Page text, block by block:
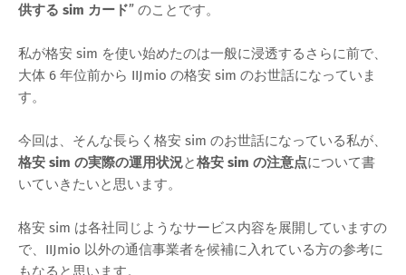
供する sim カード” のことです。
私が格安 sim を使い始めたのは一般に浸透するさらに前で、
大体 6 年位前から IIJmio の格安 sim のお世話になっていま
す。
今回は、そんな長らく格安 sim のお世話になっている私が、
格安 sim の実際の運用状況と格安 sim の注意点について書
いていきたいと思います。
格安 sim は各社同じようなサービス内容を展開していますの
で、IIJmio 以外の通信事業者を候補に入れている方の参考に
もなると思います。